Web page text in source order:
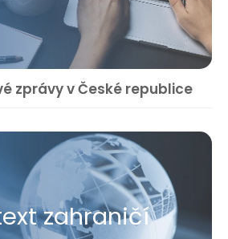
zprávy v České republice
zahraničí